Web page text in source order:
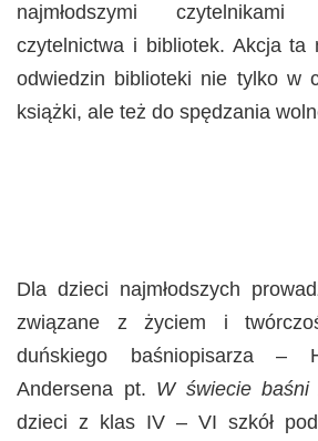
najmłodszymi
czytelnictwa i bibliotek. Akcja ta
odwiedzin biblioteki nie tylko w
książki, ale też do spędzania
Dla dzieci najmłodszych
związane z życiem i
duńskiego baśniopisarza –
Andersena pt. W świecie baśni
dzieci z klas IV – VI szkół